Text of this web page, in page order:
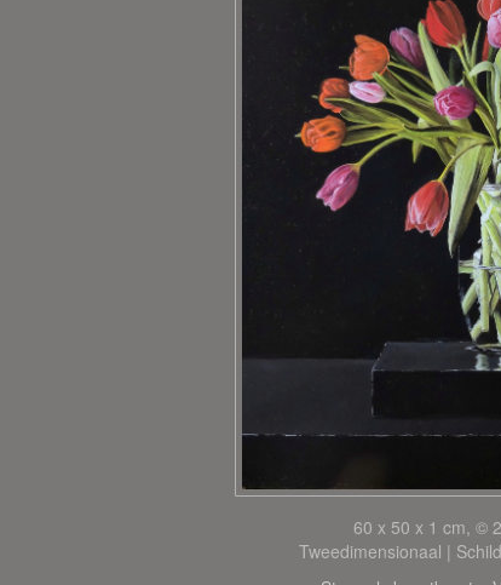
60 x 50 x 1 cm, ©
Tweedimensionaal |